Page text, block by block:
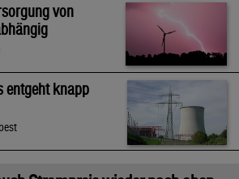
von
entgeht knapp